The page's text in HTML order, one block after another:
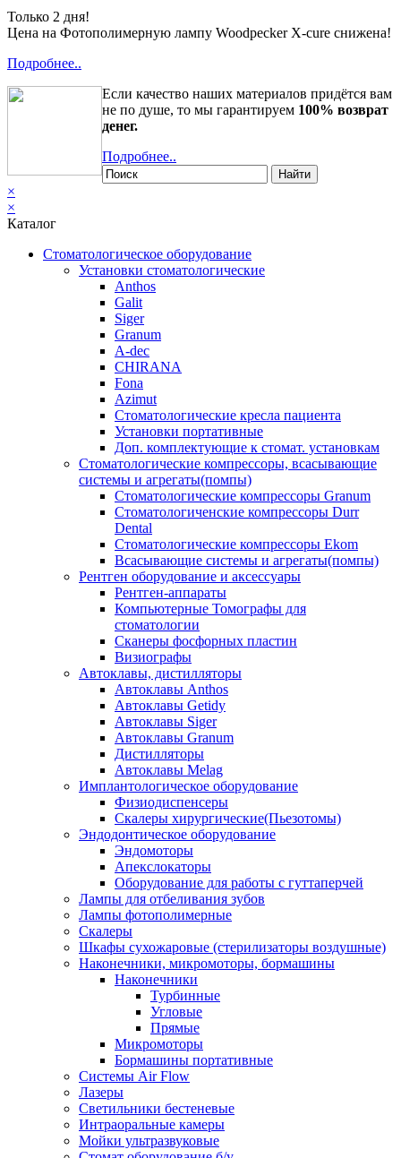
Только 2 дня!
Цена на Фотополимерную лампу Woodpecker X-cure снижена!
Подробнее..
Если качество наших материалов придётся вам
не по душе, то мы гарантируем 100% возврат
денег.
Подробнее..
Найти
×
×
Каталог
Стоматологическое оборудование
Установки стоматологические
Anthos
Galit
Siger
Granum
A-dec
CHIRANA
Fona
Azimut
Стоматологические кресла пациента
Установки портативные
Доп. комплектующие к стомат. установкам
Стоматологические компрессоры, всасывающие
системы и агрегаты(помпы)
Стоматологические компрессоры Granum
Стоматологиченские компрессоры Durr
Dental
Стоматологические компрессоры Ekom
Всасывающие системы и агрегаты(помпы)
Рентген оборудование и аксессуары
Рентген-аппараты
Компьютерные Томографы для
стоматологии
Сканеры фосфорных пластин
Визиографы
Автоклавы, дистилляторы
Автоклавы Anthos
Автоклавы Getidy
Автоклавы Siger
Автоклавы Granum
Дистилляторы
Автоклавы Melag
Имплантологическое оборудование
Физиодиспенсеры
Скалеры хирургические(Пьезотомы)
Эндодонтическое оборудование
Эндомоторы
Апекслокаторы
Оборудование для работы с гуттаперчей
Лампы для отбеливания зубов
Лампы фотополимерные
Скалеры
Шкафы сухожаровые (стерилизаторы воздушные)
Наконечники, микромоторы, бормашины
Наконечники
Турбинные
Угловые
Прямые
Микромоторы
Бормашины портативные
Системы Air Flow
Лазеры
Светильники бестеневые
Интраоральные камеры
Мойки ультразвуковые